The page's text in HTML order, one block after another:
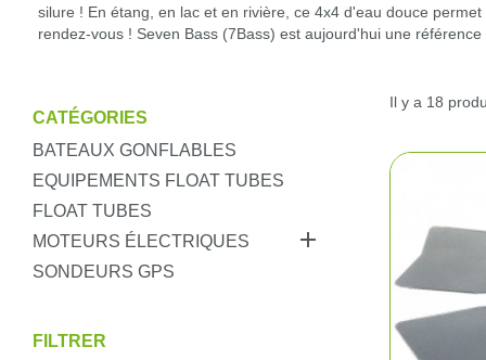
Tir Sportif
Coutellerie
Armes de défense
silure ! En étang, en lac et en rivière, ce 4x4 d'eau douce
rendez-vous ! Seven Bass (7Bass) est aujourd'hui une
CATÉGORIES
BATEAUX GONFLABLES
EQUIPEMENTS FLOAT TUBES
FLOAT TUBES
MOTEURS ÉLECTRIQUES

SONDEURS GPS
FILTRER
Il y a 18